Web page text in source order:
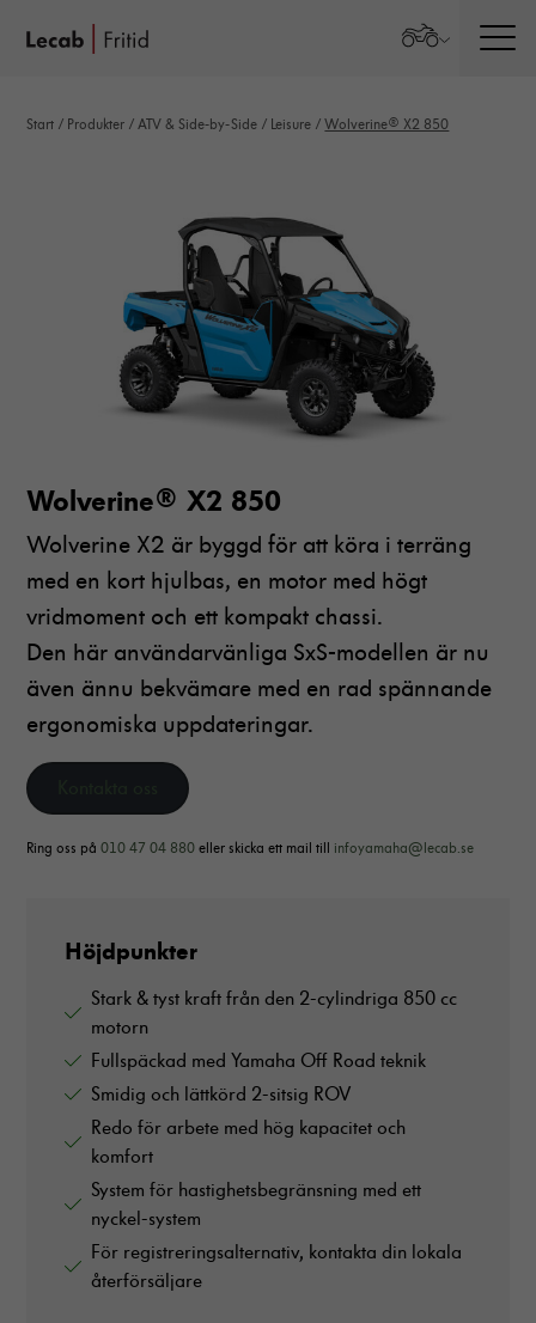
Start / Produkter /ATV & Side-by-Side / Leisure /Wolverine® X2 850
Wolverine® X2 850
Wolverine X2 är byggd för att köra i terräng
med en kort hjulbas, en motor med högt
vridmoment och ett kompakt chassi.
Den här användarvänliga SxS-modellen är nu
även ännu bekvämare med en rad spännande
ergonomiska uppdateringar.
Ring oss på010 47 04 880 eller skicka ett mail till infoyamaha@lecab.se
Höjdpunkter
Stark & tyst kraft från den 2-cylindriga 850 cc
motorn
Fullspäckad med Yamaha Off Road teknik
Smidig och lättkörd 2-sitsig ROV
Redo för arbete med hög kapacitet och
komfort
System för hastighetsbegränsning med ett
nyckel-system
För registreringsalternativ, kontakta din lokala
återförsäljare